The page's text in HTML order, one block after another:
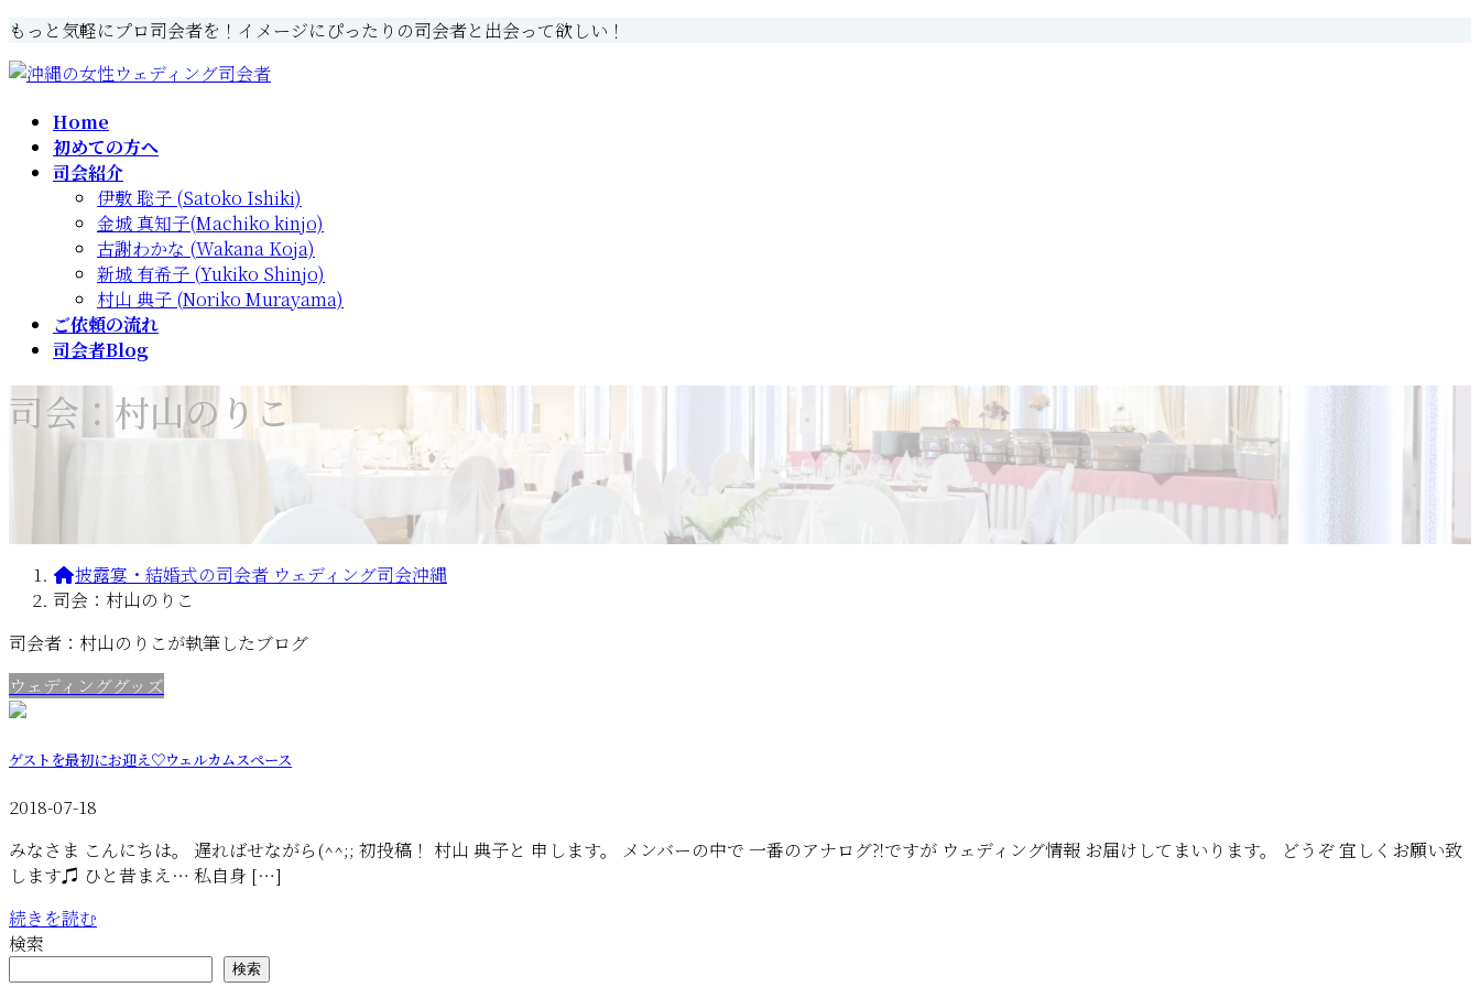
コ
ン
テ
ナ
ビ
ゲ
もっと気軽にプロ司会者を！イメージにぴったりの司会者と出会って欲しい！
Home
初めての方へ
司会紹介
伊敷 聡子 (Satoko Ishiki)
金城 真知子(Machiko kinjo)
古謝わかな (Wakana Koja)
新城 有希子 (Yukiko Shinjo)
村山 典子 (Noriko Murayama)
ご依頼の流れ
司会者Blog
司会：村山のりこ
披露宴・結婚式の司会者 ウェディング司会沖縄
司会：村山のりこ
司会者：村山のりこが執筆したブログ
ウェディンググッズ
ゲストを最初にお迎え♡ウェルカムスペース
2018-07-18
みなさま こんにちは。 遅ればせながら(^^;; 初投稿！ 村山 典子と 申します。 メンバーの中で 一番のアナログ⁈ですが ウェディング情報 お届けしてまいります。 どうぞ 宜しくお願い致
します♫ ひと昔まえ… 私自身 […]
続きを読む
検索
検索